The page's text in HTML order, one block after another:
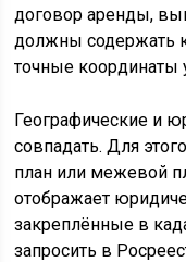
договор аренды,
должны содержать
точные координаты
Географические и
совпадать. Для
план или межевой
отображает
закреплённые в
запросить в